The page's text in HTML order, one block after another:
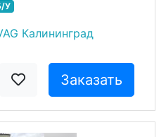
У
Калининград
Заказать